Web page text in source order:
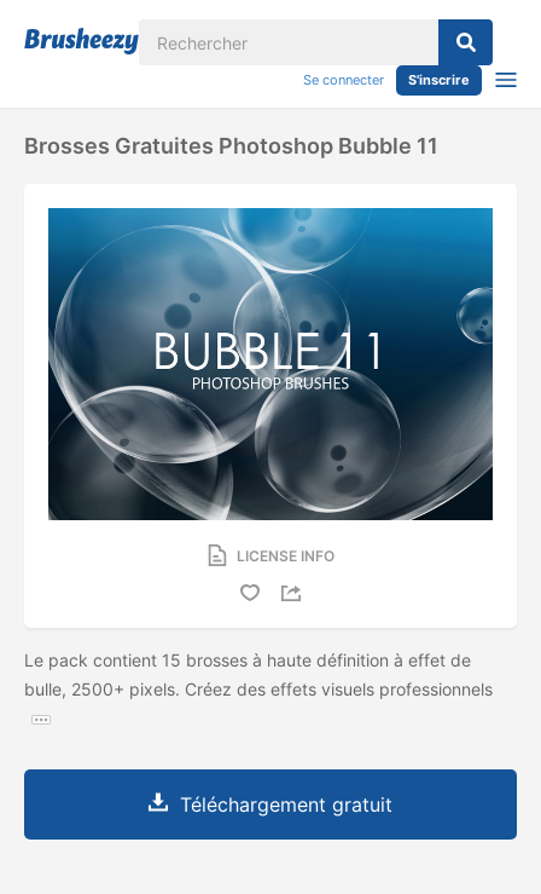
Se connecter S'inscrire
Brosses Gratuites Photoshop Bubble 11
LICENSE INFO
Le pack contient 15 brosses à haute définition à effet de
bulle, 2500+ pixels. Créez des effets visuels professionnels
Téléchargement gratuit